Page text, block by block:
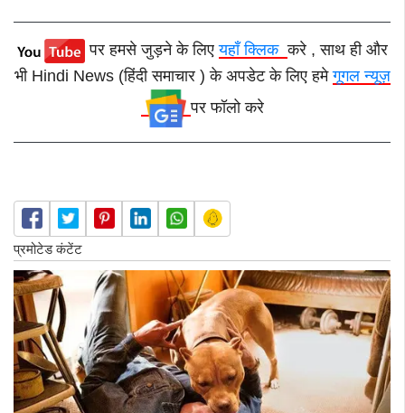
पर हमसे जुड़ने के लिएयहाँ क्लिककरे , साथ ही और
भी Hindi News (हिंदी समाचार ) के अपडेट के लिए हमेगूगल न्यूज़
पर फॉलो करे